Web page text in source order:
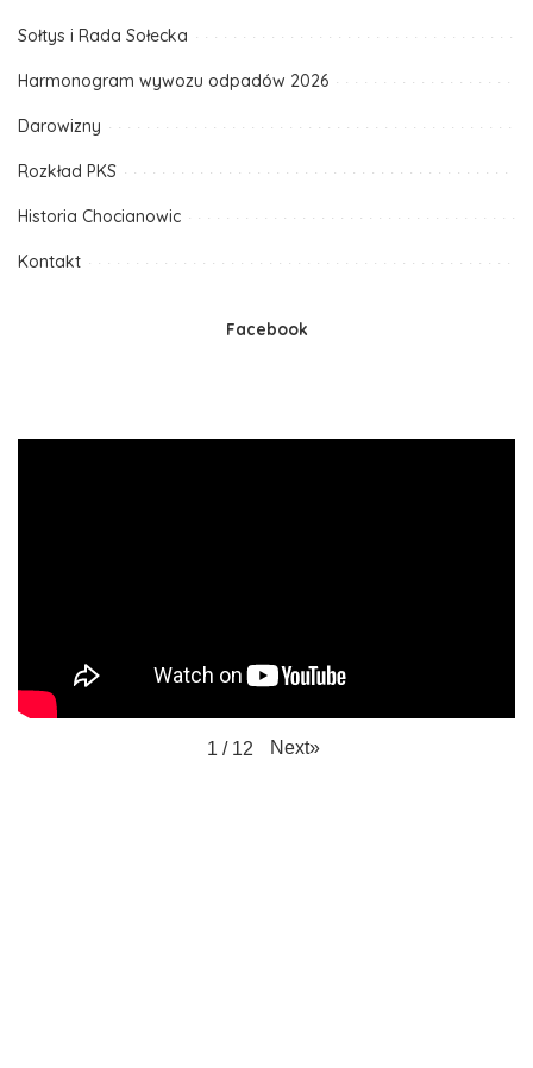
Sołtys i Rada Sołecka
Harmonogram wywozu odpadów 2026
Darowizny
Rozkład PKS
Historia Chocianowic
Kontakt
Facebook
1 / 12 Next»